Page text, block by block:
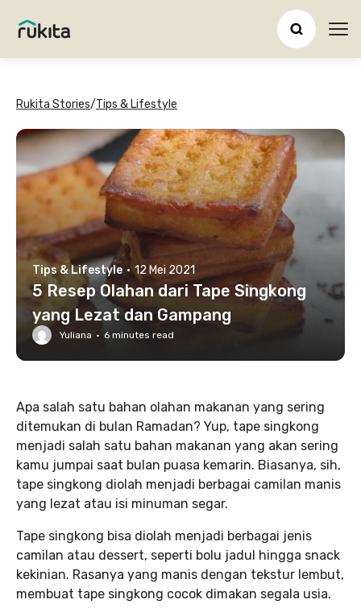
Rukita Stories/Tips & Lifestyle
Tips & Lifestyle · 12 Mei 2021
5 Resep Olahan dari Tape Singkong
yang Lezat dan Gampang
Yuliana · 6 minutes read
Apa salah satu bahan olahan makanan yang sering
ditemukan di bulan Ramadan? Yup, tape singkong
menjadi salah satu bahan makanan yang akan sering
kamu jumpai saat bulan puasa kemarin. Biasanya, sih,
tape singkong diolah menjadi berbagai camilan manis
yang lezat atau isi minuman segar.
Tape singkong bisa diolah menjadi berbagai jenis
camilan atau dessert, seperti bolu jadul hingga snack
kekinian. Rasanya yang manis dengan tekstur lembut,
membuat tape singkong cocok dimakan segala usia.